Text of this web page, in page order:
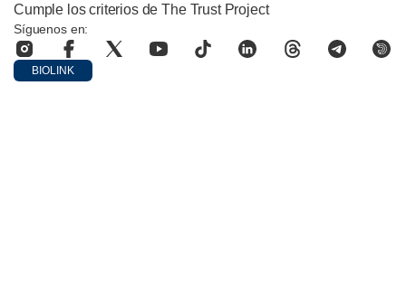
Cumple los criterios de The Trust Project
Síguenos en:
BIOLINK